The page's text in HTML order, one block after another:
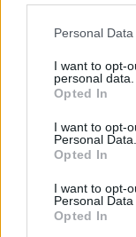
Please note that
not limited to your
grant or deny
use your data for
consent section.
Personal
I want to opt-
personal data.
Opted In
I want to opt-
Personal Data.
Opted In
I want to opt-
Personal Data
Opted In
érrendszert
Váltakozó
hat.
Akármilyen
szabadban!
Ha magas
hideg/
Ha
10-20 perc